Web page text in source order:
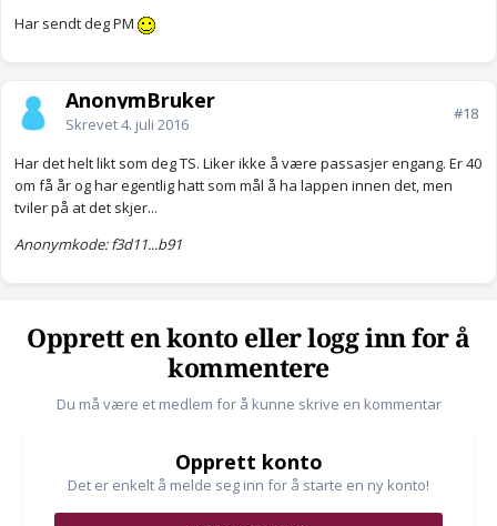
Har sendt deg PM
AnonymBruker
Skrevet4. juli 2016
#18
Har det helt likt som deg TS. Liker ikke å være passasjer engang. Er 40
om få år og har egentlig hatt som mål å ha lappen innen det, men
tviler på at det skjer...
Anonymkode: f3d11...b91
Opprett en konto eller logg inn for å
kommentere
Du må være et medlem for å kunne skrive en kommentar
Opprett konto
Det er enkelt å melde seg inn for å starte en ny konto!